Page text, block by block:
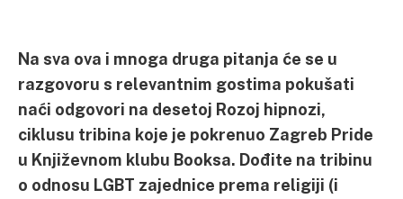
Na sva ova i mnoga druga pitanja će se u
razgovoru s relevantnim gostima pokušati
naći odgovori na desetoj Rozoj hipnozi,
ciklusu tribina koje je pokrenuo Zagreb Pride
u Književnom klubu Booksa. Dođite na tribinu
o odnosu LGBT zajednice prema religiji (i